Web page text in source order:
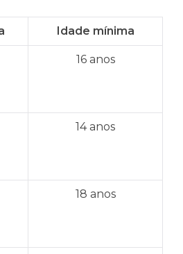
Idade mínima
16 anos
14 anos
18 anos